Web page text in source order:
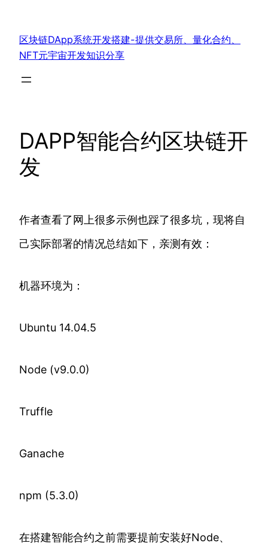
区块链DApp系统开发搭建-提供交易所、量化合约、
NFT元宇宙开发知识分享
DAPP智能合约区块链开
发
作者查看了网上很多示例也踩了很多坑，现将自
己实际部署的情况总结如下，亲测有效：
机器环境为：
Ubuntu 14.04.5
Node (v9.0.0)
Truffle
Ganache
npm (5.3.0)
在搭建智能合约之前需要提前安装好Node、